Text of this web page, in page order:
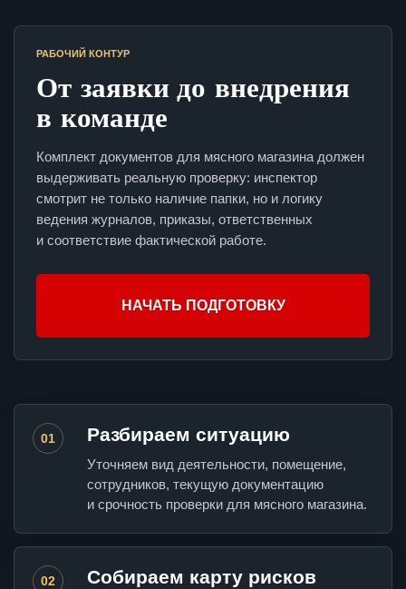
РАБОЧИЙ КОНТУР
От заявки до внедрения
в команде
Комплект документов для мясного магазина должен
выдерживать реальную проверку: инспектор
смотрит не только наличие папки, но и логику
ведения журналов, приказы, ответственных
и соответствие фактической работе.
НАЧАТЬ ПОДГОТОВКУ
01 Разбираем ситуацию
Уточняем вид деятельности, помещение,
сотрудников, текущую документацию
и срочность проверки для мясного магазина.
02 Собираем карту рисков